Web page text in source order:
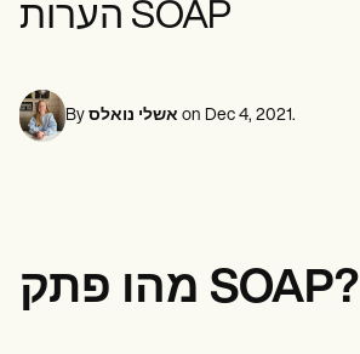
אנשי מקצוע בתחום בריאות הנפש
עובדים סוציאליים
פסיכולוגים
אחיות
השוואה
מדריכי אפליקציות
Insurance claims
Speech therapists
Life coachesהערות SOAP
By אשלי נואלס on Dec 4, 2021.
מהו פתק SOAP?